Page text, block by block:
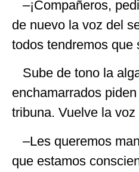
–¡Compañeros,
de nuevo la voz del
todos tendremos
Sube de tono la
enchamarrados
tribuna. Vuelve la
–Les queremos
que estamos